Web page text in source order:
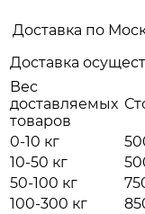
Доставка по
Доставка
Вес
доставляемых
товаров
0-10 кг
10-50 кг
50-100 кг
100-300 кг